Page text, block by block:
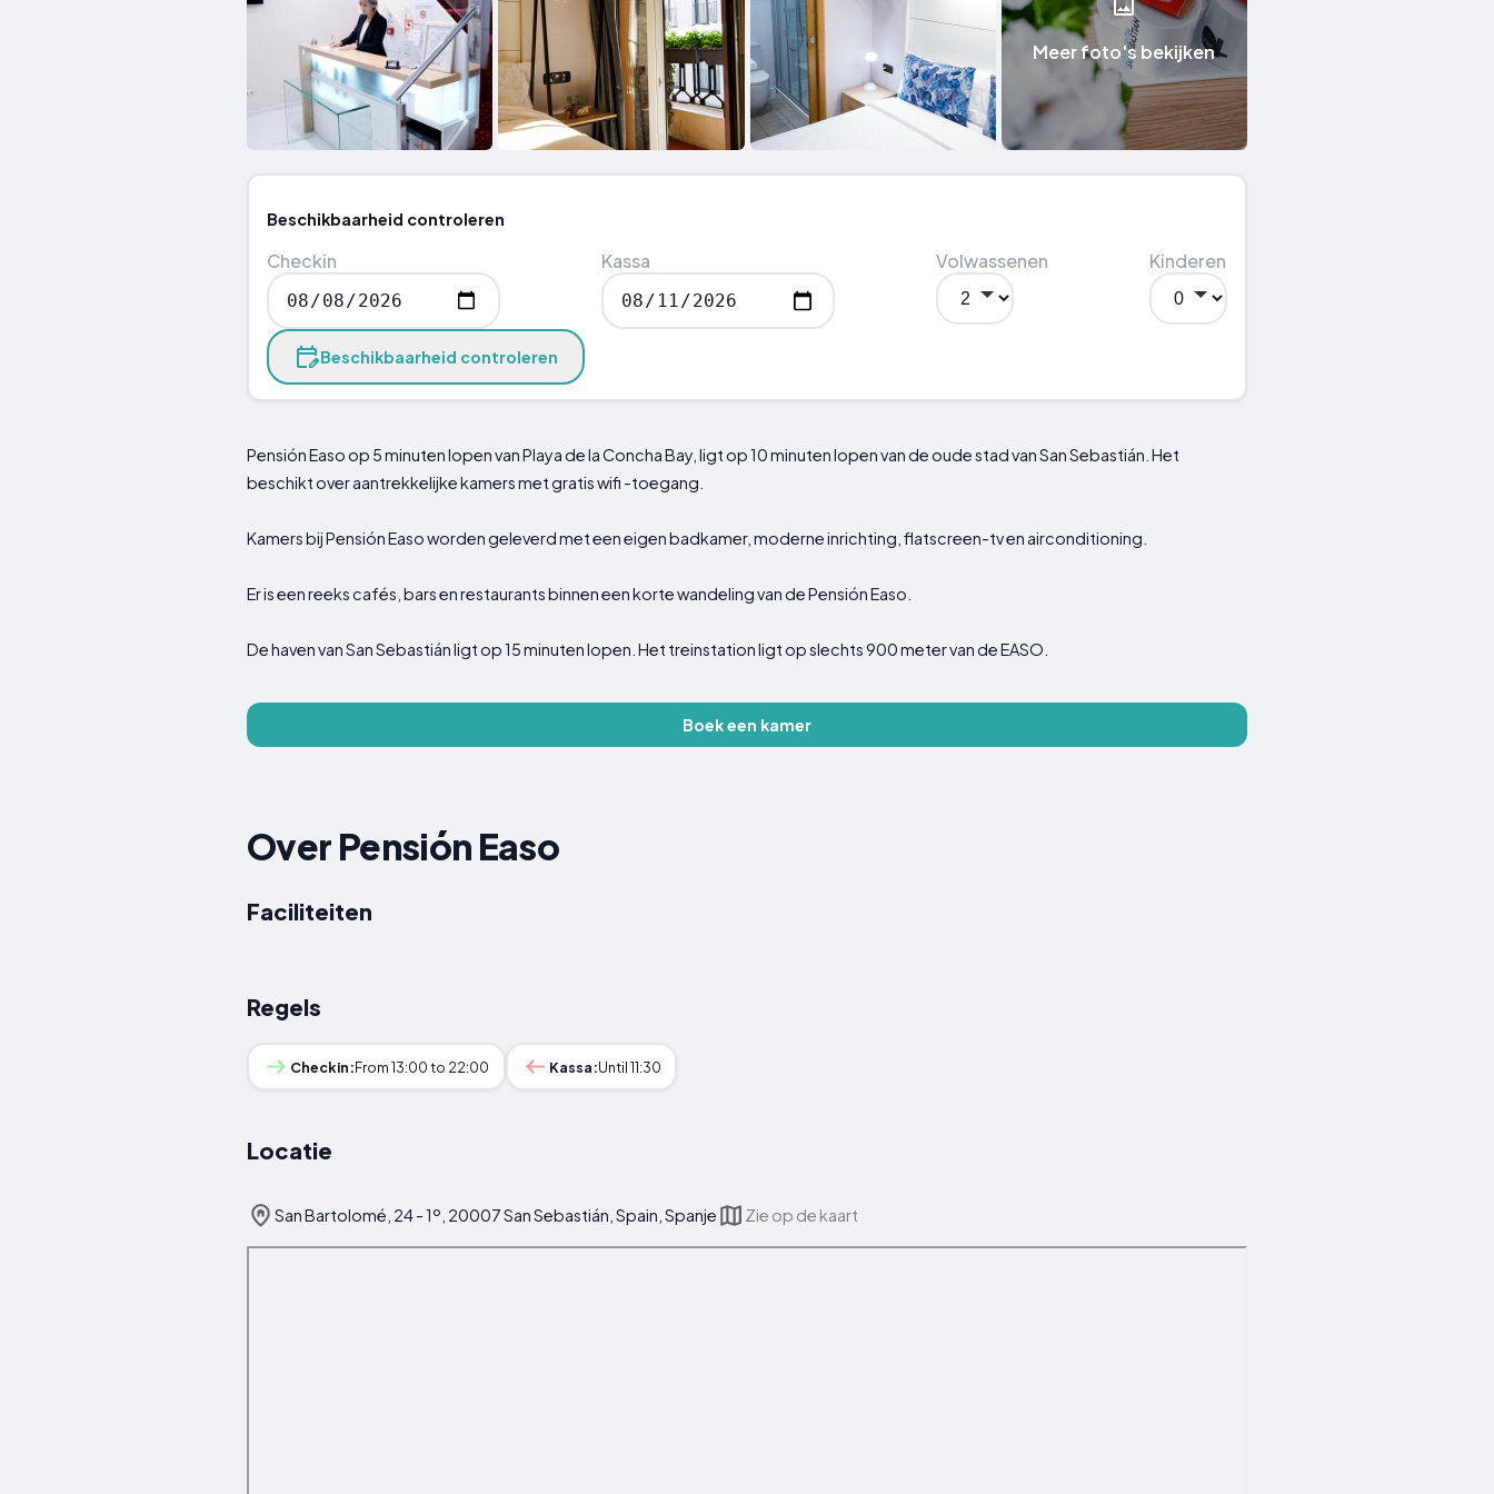
Meer foto's bekijken
Beschikbaarheid controleren
Checkin Kassa Volwassenen Kinderen
Beschikbaarheid controleren
Pensión Easo op 5 minuten lopen van Playa de la Concha Bay, ligt op 10 minuten lopen van de oude stad van San Sebastián. Het
beschikt over aantrekkelijke kamers met gratis wifi -toegang.
Kamers bij Pensión Easo worden geleverd met een eigen badkamer, moderne inrichting, flatscreen-tv en airconditioning.
Er is een reeks cafés, bars en restaurants binnen een korte wandeling van de Pensión Easo.
De haven van San Sebastián ligt op 15 minuten lopen. Het treinstation ligt op slechts 900 meter van de EASO.
Boek een kamer
Over Pensión Easo
Faciliteiten
Regels
Checkin:From 13:00 to 22:00 Kassa:Until 11:30
Locatie
San Bartolomé, 24 - 1º, 20007 San Sebastián, Spain, Spanje Zie op de kaart